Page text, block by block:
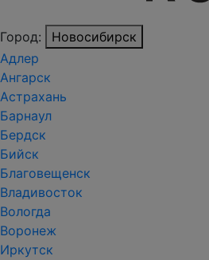
Город:
Новосибирск
Адлер
Ангарск
Астрахань
Барнаул
Бердск
Бийск
Благовещенск
Владивосток
Вологда
Воронеж
Иркутск